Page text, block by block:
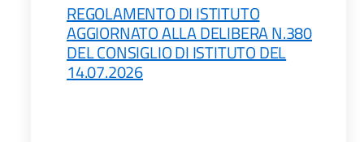
REGOLAMENTO DI ISTITUTO
AGGIORNATO ALLA DELIBERA N.380
DEL CONSIGLIO DI ISTITUTO DEL
14.07.2026